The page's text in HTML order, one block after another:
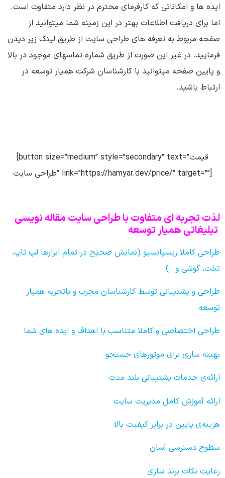
ایده ها و امکاناتی که کارفرمای محترم در نظر دارد متفاوت است.
اما برای دریافت اطلاعات بهتر در این زمینه شما میتوانید از
صفحه مربوط به تعرفه های طراحی سایت از طریق لینک زیر دیدن
فرمایید. در غیر این صورت از طریق شماره تماسهای موجود در بالا
و پایین صفحه میتوانید با کارشناسان شرکت همیار توسعه در
ارتباط باشید.
[button size=”medium” style=”secondary” text=”قیمت
طراحی سایت” link=”https://hamyar.dev/price/” target=””]
لذت تجربه ای متفاوت با طراحی سایت مقاله نویسی
تبلیغاتی همیار توسعه
طراحی کاملا ریسپانسیو (نمایش صحیح در تمام ابزارها لپ تاپ،
تبلت، گوشی و…)
طراحی و پشتیبانی توسط کارشناسان مجرب و باتجربه همیار
توسعه
طراحی اختصاصی و کاملا متناسب با اهداف و ایده های شما
بهینه سازی برای موتورهای جستجو
ارائه‌ی خدمات پشتیبانی بلند مدت
ارائه آموزش کامل مدیریت سایت
هزینه‌ی پایین در برابر کیفیت بالا
سطوح دسترسی آسان
رعایت نکات برند سازی